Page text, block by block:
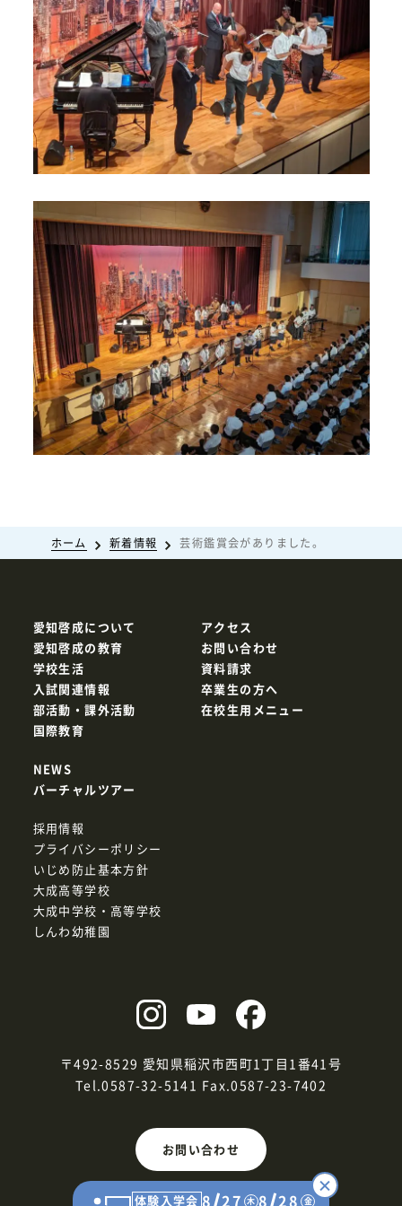
体験入学会 8 27 木8 28 金
ホーム 新着情報 芸術鑑賞会がありました。
〒492-8529 愛知県稲沢市西町1丁目1番41号
Tel.0587-32-5141 Fax.0587-23-7402
お問い合わせ
愛知啓成について
愛知啓成の教育
学校生活
入試関連情報
部活動・課外活動
国際教育
アクセス
お問い合わせ
資料請求
卒業生の方へ
在校生用メニュー
採用情報
プライバシーポリシー
いじめ防止基本方針
大成高等学校
大成中学校・高等学校
しんわ幼稚園
NEWS
バーチャルツアー